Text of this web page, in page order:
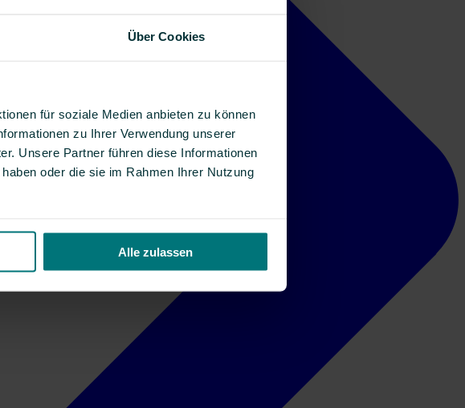
Über Cookies
für soziale Medien anbieten zu können
zu Ihrer Verwendung unserer
Unsere Partner führen diese Informationen
oder die sie im Rahmen Ihrer Nutzung
Alle zulassen